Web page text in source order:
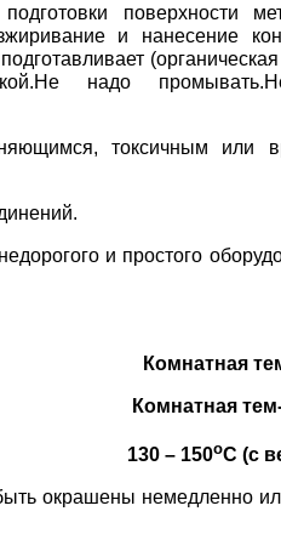
поверхности
и нанесение
надо
токсичным или
и простого
Комнатная
тем-
130 – 150оС (с
окрашены немедленно